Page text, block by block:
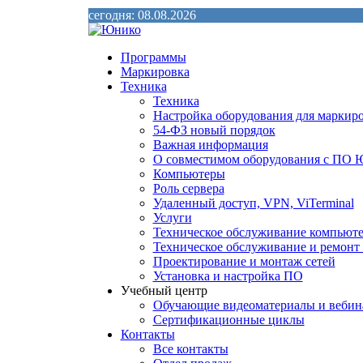
сегодня: 08.08.2026
Программы
Маркировка
Техника
Техника
Настройка оборудования для
54-ФЗ новый порядок
Важная информация
О совместимом оборудования с ПО
Компьютеры
Роль сервера
Удаленный доступ, VPN, ViTerminal
Услуги
Техническое обслуживание
Техническое обслуживание и
Проектирование и монтаж сетей
Установка и настройка ПО
Учебный центр
Обучающие видеоматериалы и
Сертификационные циклы
Контакты
Все контакты